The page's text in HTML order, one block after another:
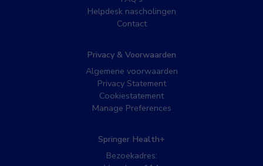
Helpdesk nascholingen
Contact
Privacy & Voorwaarden
Algemene voorwaarden
Privacy Statement
Cookiestatement
Manage Preferences
Springer Health+
Bezoekadres: